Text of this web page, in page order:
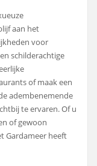
aan het
voor
schilderachtige
of maak een
adembenemende
te ervaren. Of u
of gewoon
Gardameer heeft